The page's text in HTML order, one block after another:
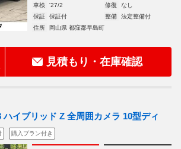
車検
'27/2 修復
なし
保証
保証付 整備
法定整備付
住所
岡山県 都窪郡早島町
見積もり・在庫確認
ハイブリッド Z 全周囲カメラ 10型ディ
購入プラン付き